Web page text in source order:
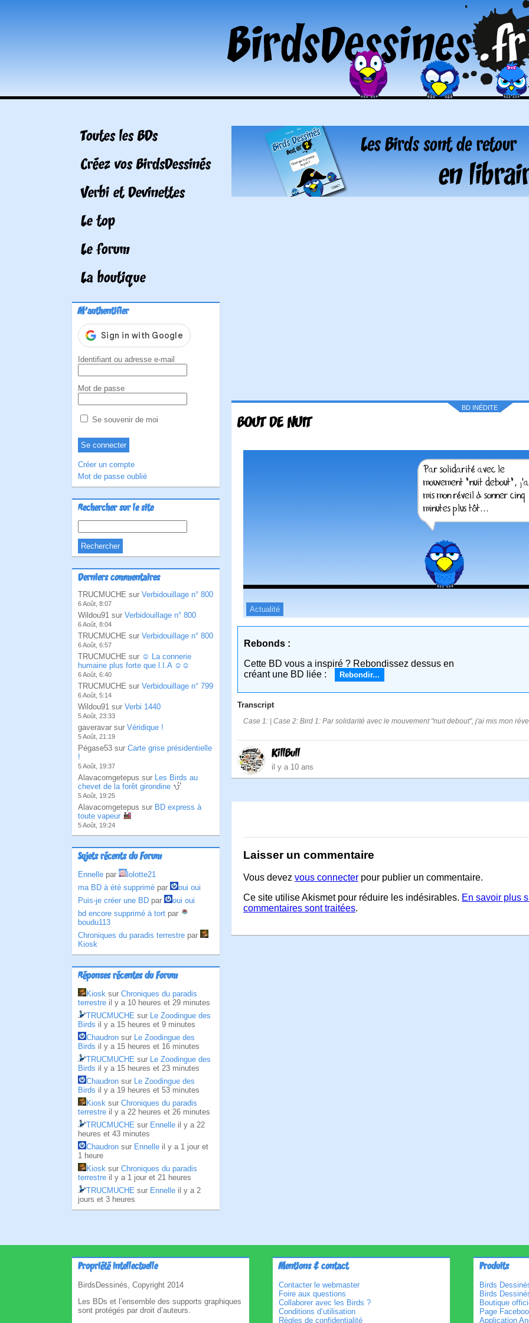
Toutes les BDs
Créez vos BirdsDessinés
Verbi et Devinettes
Le top
Le forum
La boutique
M'authentifier
Identifiant ou adresse e-mail
Mot de passe
Se souvenir de moi
Créer un compte
Mot de passe oublié
Rechercher sur le site
Derniers commentaires
TRUCMUCHE sur Verbidouillage n° 800
6 Août, 8:07
Wildou91 sur Verbidouillage n° 800
6 Août, 8:04
TRUCMUCHE sur Verbidouillage n° 800
6 Août, 6:57
TRUCMUCHE sur ☺ La connerie
humaine plus forte que l.I.A ☺☺
6 Août, 6:40
TRUCMUCHE sur Verbidouillage n° 799
6 Août, 5:14
Wildou91 sur Verbi 1440
5 Août, 23:33
gaveravar sur Véridique !
5 Août, 21:19
Pégase53 sur Carte grise présidentielle
!
5 Août, 19:37
Alavacomgetepus sur Les Birds au
chevet de la forêt girondine
5 Août, 19:25
Alavacomgetepus sur BD express à
toute vapeur
5 Août, 19:24
Sujets récents du Forum
Ennelle par
lolotte21
ma BD à été supprimé par
oui oui
Puis-je créer une BD par
oui oui
bd encore supprimé à tort par
boudu113
Chroniques du paradis terrestre par
Kiosk
Réponses récentes du Forum
Kiosk sur Chroniques du paradis
terrestre il y a 10 heures et 29 minutes
TRUCMUCHE sur Le Zoodingue des
Birds il y a 15 heures et 9 minutes
Chaudron sur Le Zoodingue des
Birds il y a 15 heures et 16 minutes
TRUCMUCHE sur Le Zoodingue des
Birds il y a 15 heures et 23 minutes
Chaudron sur Le Zoodingue des
Birds il y a 19 heures et 53 minutes
Kiosk sur Chroniques du paradis
terrestre il y a 22 heures et 26 minutes
TRUCMUCHE sur Ennelle il y a 22
heures et 43 minutes
Chaudron sur Ennelle il y a 1 jour et
1 heure
Kiosk sur Chroniques du paradis
terrestre il y a 1 jour et 21 heures
TRUCMUCHE sur Ennelle il y a 2
jours et 3 heures
BD INÉDITE
BOUT DE NUIT
Actualité
Rebonds :
Cette BD vous a inspiré ? Rebondissez dessus en
créant une BD liée :
Rebondir...
Transcript
Case 1: | Case 2: Bird 1: Par solidarité avec le mouvement "nuit debout", j'ai mis mon
KillBull
il y a 10 ans
Laisser un commentaire
Vous devez vous connecter pour publier un commentaire.
Ce site utilise Akismet pour réduire les indésirables. En savoir plus
commentaires sont traitées.
Propriété intellectuelle
BirdsDessinés, Copyright 2014
Les BDs et l’ensemble des supports graphiques
sont protégés par droit d’auteurs.
Mentions & contact
Contacter le webmaster
Foire aux questions
Collaborer avec les Birds ?
Conditions d’utilisation
Règles de confidentialité
Produits
Birds
Birds
Boutique
Page
Application